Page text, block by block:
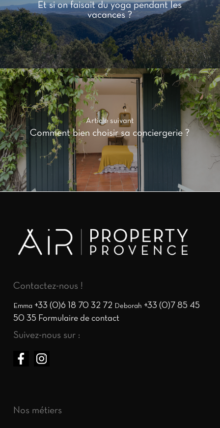
Et si on faisait du yoga pendant les
vacances ?
Article suivant
Comment bien choisir sa conciergerie ?
Contactez-nous !
Emma +33 (0)6 18 70 32 72 Deborah +33 (0)7 85 45
50 35 Formulaire de contact
Suivez-nous sur :
Nos métiers